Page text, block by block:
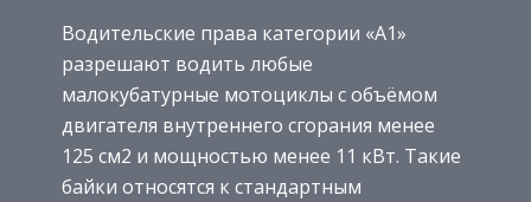
Водительские права категории «А1»
разрешают водить любые
малокубатурные мотоциклы с объёмом
двигателя внутреннего сгорания менее
125 см2 и мощностью менее 11 кВт. Такие
байки относятся к стандартным